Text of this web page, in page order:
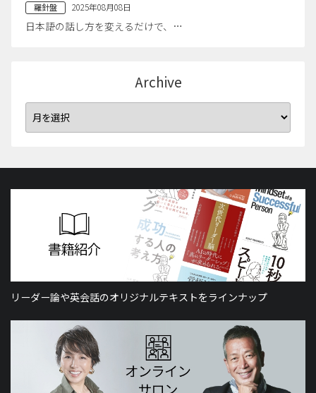
羅針盤 2025年08月08日
日本語の話し方を変えるだけで、…
Archive
リーダー論や英会話のオリジナルテキストをラインナップ